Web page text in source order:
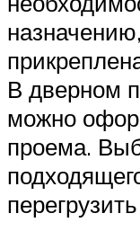
В дверном
можно
проема.